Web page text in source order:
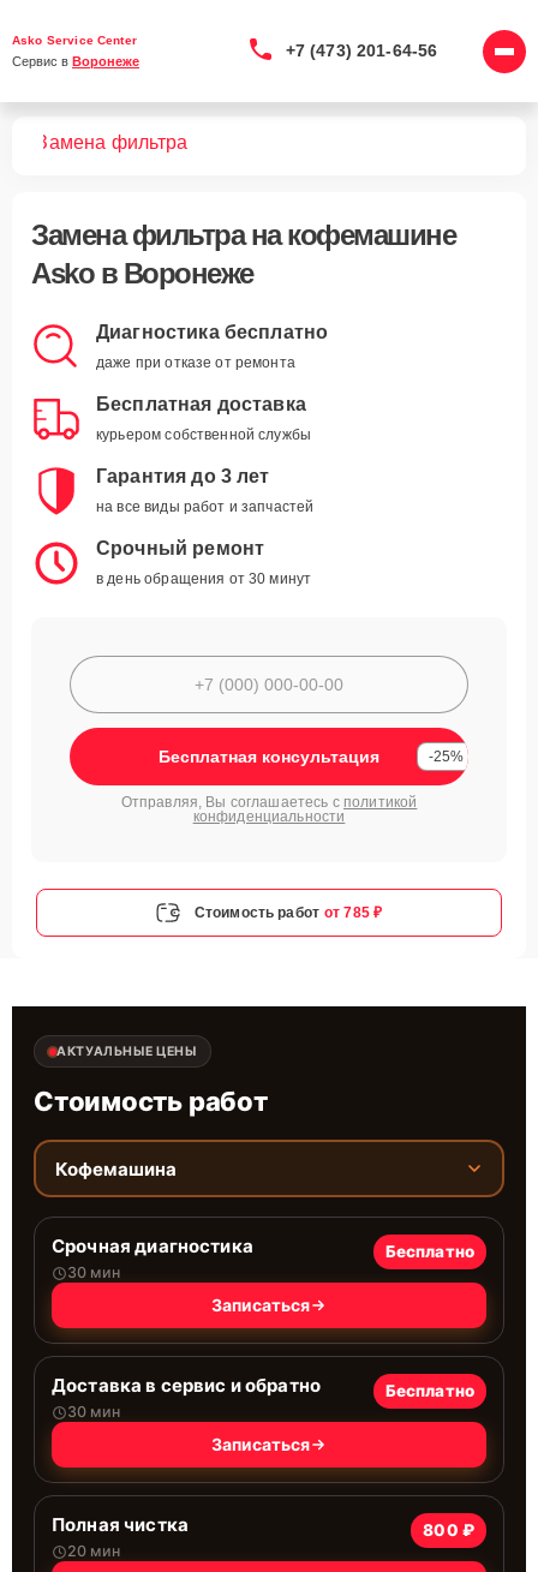
Asko Service Center
Сервис в Воронеже
+7 (473) 201-64-56
Замена фильтра
Замена фильтрана кофемашине
Asko в Воронеже
Диагностика бесплатно
даже при отказе от ремонта
Бесплатная доставка
курьером собственной службы
Гарантия до 3 лет
на все виды работ и запчастей
Срочный ремонт
в день обращения от 30 минут
Бесплатная консультация -25%
Отправляя, Вы соглашаетесь с политикой
конфиденциальности
Стоимость работ от 785 ₽
АКТУАЛЬНЫЕ ЦЕНЫ
Стоимость работ
Кофемашина
Срочная диагностика
30 мин
Бесплатно
Записаться
Доставка в сервис и обратно
30 мин
Бесплатно
Записаться
Полная чистка
20 мин
800 ₽